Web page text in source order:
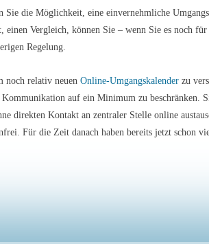
Sie die Möglichkeit, eine einvernehmliche
Vergleich, können Sie – wenn Sie es noch
Regelung.
noch relativ neuenOnline-Umgangskalender zu
auf ein Minimum zu beschränken.
direkten Kontakt an zentraler Stelle online
Für die Zeit danach haben bereits jetzt schon